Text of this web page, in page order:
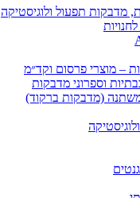
מדבקות תפעול ולוגיסטיקה
– מוצרי פרסום וקד״מ
וספרוני מדבקות
(מדבקות ברקוד)